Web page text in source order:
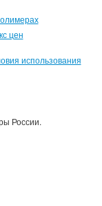
цен
использования
России.